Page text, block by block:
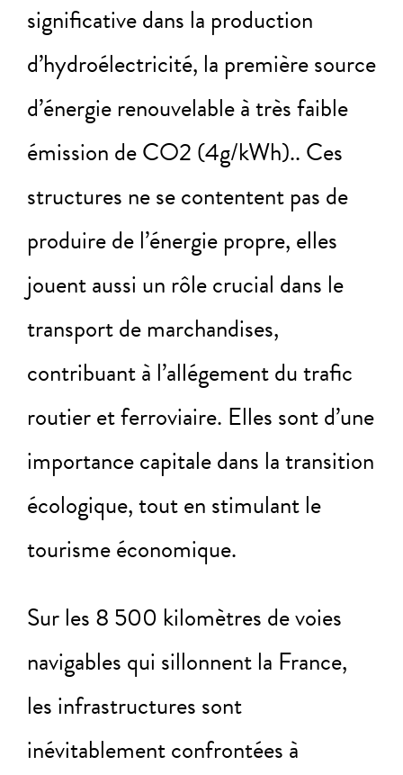
significative dans la production
d’hydroélectricité, la première source
d’énergie renouvelable à très faible
émission de CO2 (4g/kWh).. Ces
structures ne se contentent pas de
produire de l’énergie propre, elles
jouent aussi un rôle crucial dans le
transport de marchandises,
contribuant à l’allégement du trafic
routier et ferroviaire. Elles sont d’une
importance capitale dans la transition
écologique, tout en stimulant le
tourisme économique.
Sur les 8 500 kilomètres de voies
navigables qui sillonnent la France,
les infrastructures sont
inévitablement confrontées à